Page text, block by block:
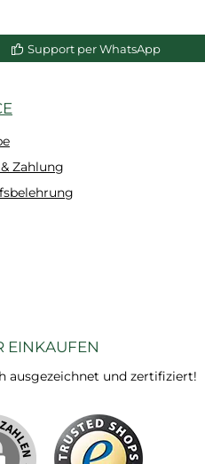
Support per WhatsApp
Zahlung
EINKAUFEN
ausgezeichnet und zertifiziert!